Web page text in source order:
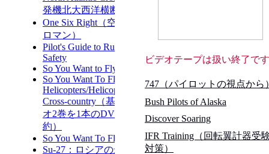
ビデオテープは扱い終了です
747（パイロットの視点から
Bush Pilots of Alaska
Discover Soaring
IFR Training（回転翼計器受
対策）